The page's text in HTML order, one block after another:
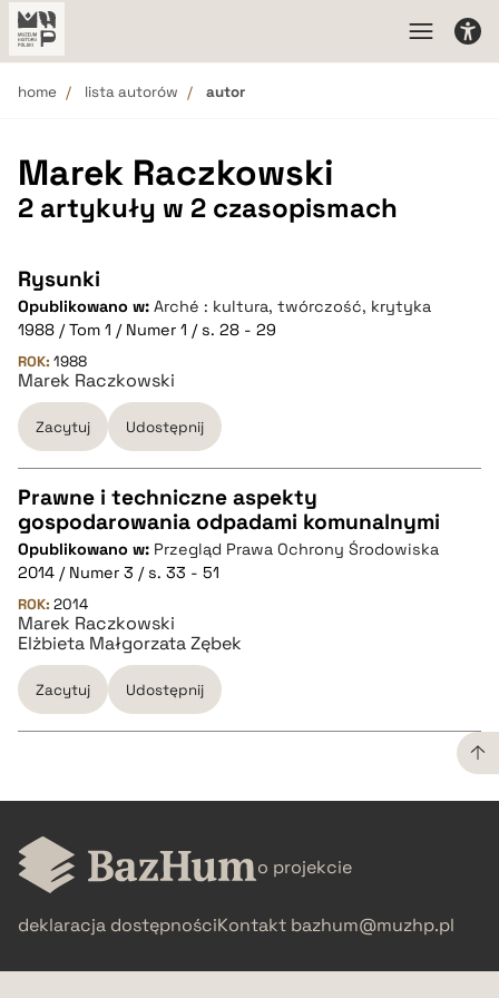
home lista autorów autor
Marek Raczkowski
2 artykuły w 2 czasopismach
Rysunki
Opublikowano w: Arché : kultura, twórczość, krytyka
1988 / Tom 1 / Numer 1 / s. 28 - 29
ROK: 1988
Marek Raczkowski
Zacytuj Udostępnij
CZYSTY TEKST
pobierz cytat
BIBTEX
pobierz cytat
Prawne i techniczne aspekty
gospodarowania odpadami komunalnymi
Opublikowano w: Przegląd Prawa Ochrony Środowiska
2014 / Numer 3 / s. 33 - 51
ROK: 2014
Marek Raczkowski
Elżbieta Małgorzata Zębek
Zacytuj Udostępnij
CZYSTY TEKST
pobierz cytat
BIBTEX
o projekcie
deklaracja dostępnościKontakt bazhum@muzhp.pl